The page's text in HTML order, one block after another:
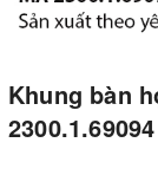
Khung bàn
2300.1.69094